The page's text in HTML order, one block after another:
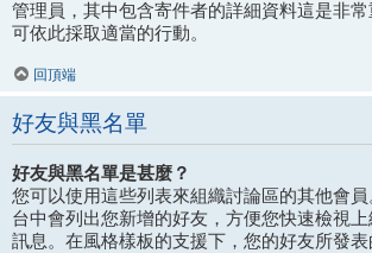
管理員，其中包含寄件者的詳細資料這是非
可依此採取適當的行動。
回頂端
好友與黑名單
好友與黑名單是甚麼？
您可以使用這些列表來組織討論區的其他會員
台中會列出您新增的好友，方便您快速檢視
訊息。在風格樣板的支援下，您的好友所發